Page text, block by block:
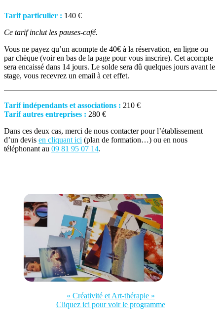
Tarif particulier : 140 €
Ce tarif inclut les pauses-café.
Vous ne payez qu’un acompte de 40€ à la réservation, en ligne ou
par chèque (voir en bas de la page pour vous inscrire). Cet acompte
sera encaissé dans 14 jours. Le solde sera dû quelques jours avant le
stage, vous recevrez un email à cet effet.
Tarif indépendants et associations : 210 €
Tarif autres entreprises : 280 €
Dans ces deux cas, merci de nous contacter pour l’établissement
d’un devis en cliquant ici (plan de formation…) ou en nous
téléphonant au 09 81 95 07 14.
« Créativité et Art-thérapie »
Cliquez ici pour voir le programme